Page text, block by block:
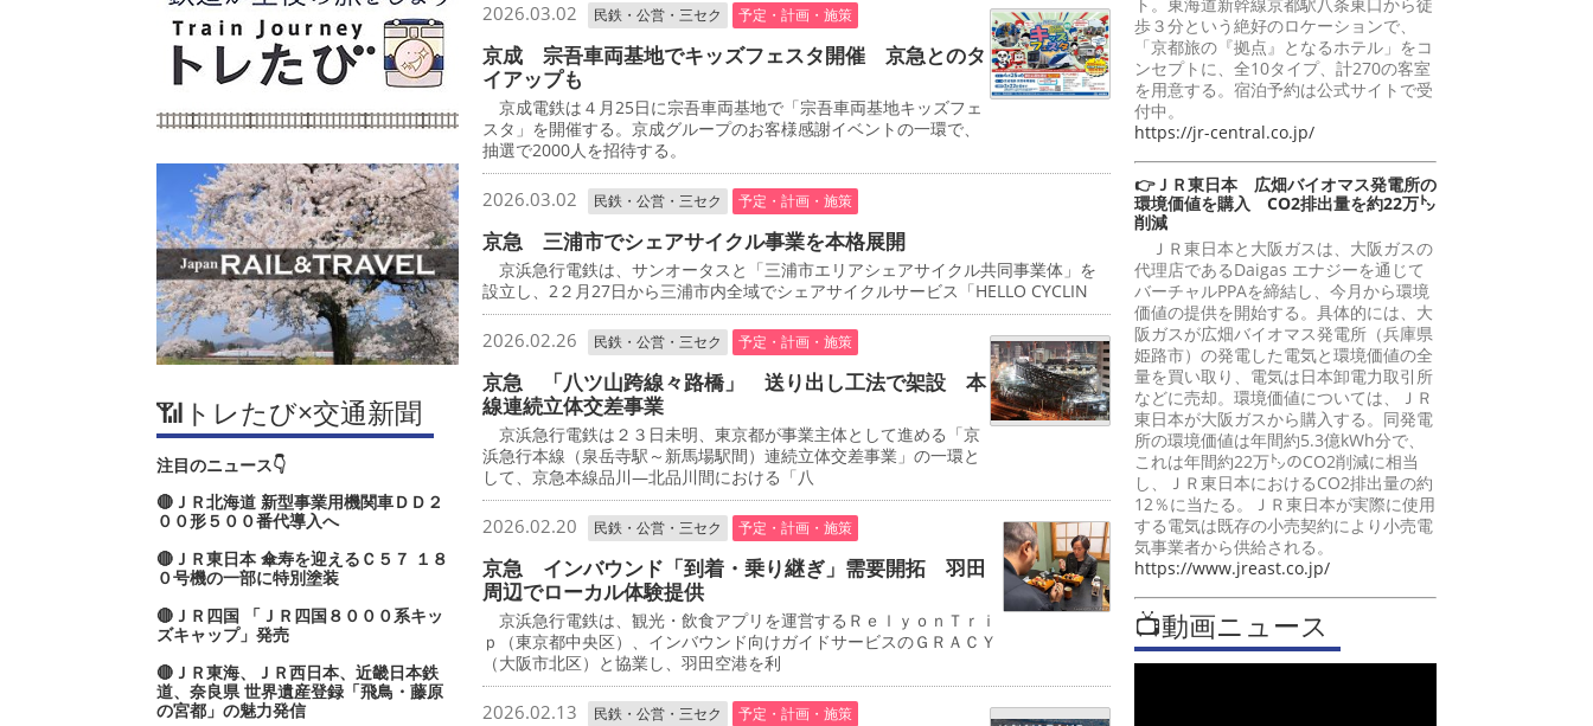
📶トレたび×交通新聞
注目のニュース👇
🔴ＪＲ北海道 新型事業用機関車ＤＤ２
００形５００番代導入へ
🔴ＪＲ東日本 傘寿を迎えるＣ５７ １８
０号機の一部に特別塗装
🔴ＪＲ四国 「ＪＲ四国８０００系キッ
ズキャップ」発売
🔴ＪＲ東海、ＪＲ西日本、近畿日本鉄
道、奈良県 世界遺産登録「飛鳥・藤原
の宮都」の魅力発信
2026.03.02 民鉄・公営・三セク 予定・計画・施策
京成 宗吾車両基地でキッズフェスタ開催 京急とのタ
イアップも
京成電鉄は４月25日に宗吾車両基地で「宗吾車両基地キッズフェ
スタ」を開催する。京成グループのお客様感謝イベントの一環で、
抽選で2000人を招待する。
2026.03.02 民鉄・公営・三セク 予定・計画・施策
京急 三浦市でシェアサイクル事業を本格展開
京浜急行電鉄は、サンオータスと「三浦市エリアシェアサイクル共同事業体」を
設立し、2２月27日から三浦市内全域でシェアサイクルサービス「HELLO CYCLIN
2026.02.26 民鉄・公営・三セク 予定・計画・施策
京急 「八ツ山跨線々路橋」 送り出し工法で架設 本
線連続立体交差事業
京浜急行電鉄は２３日未明、東京都が事業主体として進める「京
浜急行本線（泉岳寺駅～新馬場駅間）連続立体交差事業」の一環と
して、京急本線品川―北品川間における「八
2026.02.20 民鉄・公営・三セク 予定・計画・施策
京急 インバウンド「到着・乗り継ぎ」需要開拓 羽田
周辺でローカル体験提供
京浜急行電鉄は、観光・飲食アプリを運営するＲｅｌｙｏｎＴｒｉ
ｐ（東京都中央区）、インバウンド向けガイドサービスのＧＲＡＣＹ
（大阪市北区）と協業し、羽田空港を利
2026.02.13 民鉄・公営・三セク 予定・計画・施策
歩３分という絶好のロケーションで、
「京都旅の『拠点』となるホテル」をコ
ンセプトに、全10タイプ、計270の客室
を用意する。宿泊予約は公式サイトで受
付中。
https://jr-central.co.jp/
👉ＪＲ東日本 広畑バイオマス発電所の
環境価値を購入 CO2排出量を約22万㌧
削減
ＪＲ東日本と大阪ガスは、大阪ガスの
代理店であるDaigas エナジーを通じて
バーチャルPPAを締結し、今月から環境
価値の提供を開始する。具体的には、大
阪ガスが広畑バイオマス発電所（兵庫県
姫路市）の発電した電気と環境価値の全
量を買い取り、電気は日本卸電力取引所
などに売却。環境価値については、ＪＲ
東日本が大阪ガスから購入する。同発電
所の環境価値は年間約5.3億kWh分で、
これは年間約22万㌧のCO2削減に相当
し、ＪＲ東日本におけるCO2排出量の約
12％に当たる。ＪＲ東日本が実際に使用
する電気は既存の小売契約により小売電
気事業者から供給される。
https://www.jreast.co.jp/
📺動画ニュース